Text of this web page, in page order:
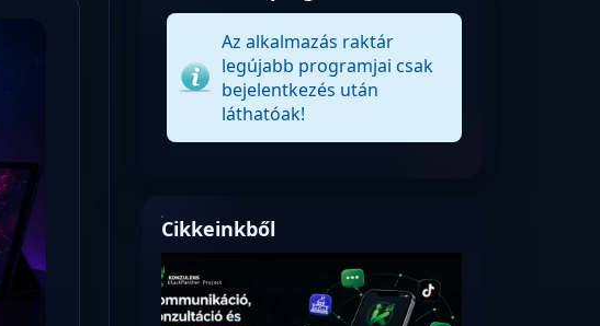
Az alkalmazás raktár
legújabb programjai csak
bejelentkezés után
láthatóak!
Cikkeinkből